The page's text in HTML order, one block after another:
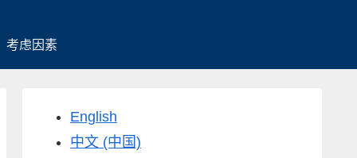
考虑因素
English
中文 (中国)